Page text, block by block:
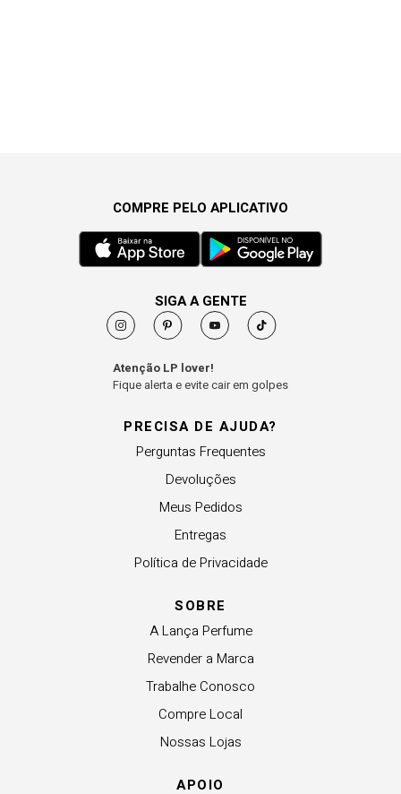
PRECISA DE AJUDA?
Perguntas Frequentes
Devoluções
Meus Pedidos
Entregas
Política de Privacidade
SOBRE
A Lança Perfume
Revender a Marca
Trabalhe Conosco
Compre Local
Nossas Lojas
APOIO
COMPRE PELO APLICATIVO
SIGA A GENTE
Atenção LP lover!
Fique alerta e evite cair em golpes